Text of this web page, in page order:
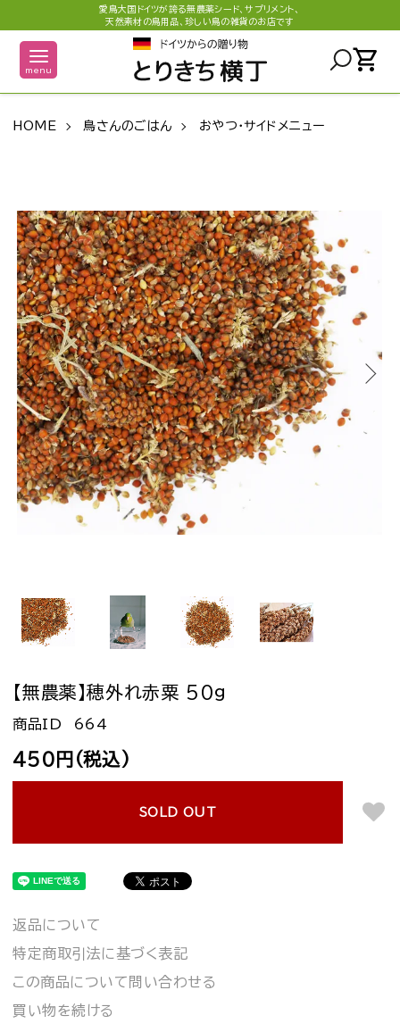
愛鳥大国ドイツが誇る無農薬シード、サプリメント、
天然素材の鳥用品、珍しい鳥の雑貨のお店です
menu shopping_cart
HOME 鳥さんのごはん おやつ・サイドメニュー
【無農薬】穂外れ赤粟 50g
664
450円(税込)
SOLD OUT
返品について
特定商取引法に基づく表記
この商品について問い合わせる
買い物を続ける